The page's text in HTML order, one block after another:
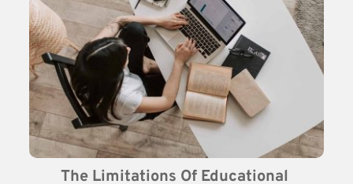
The Limitations Of Educational